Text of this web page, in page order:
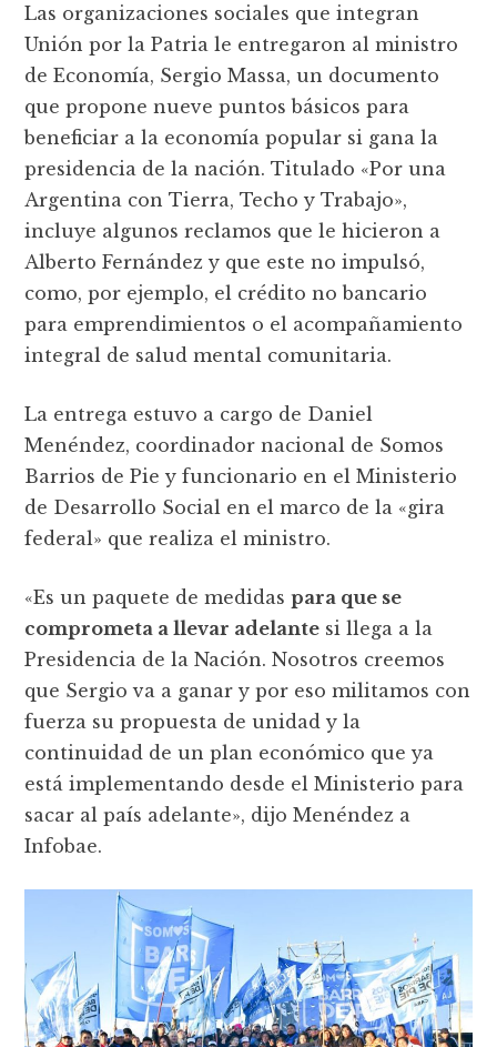
Las organizaciones sociales que integran
Unión por la Patria le entregaron al ministro
de Economía, Sergio Massa, un documento
que propone nueve puntos básicos para
beneficiar a la economía popular si gana la
presidencia de la nación. Titulado «Por una
Argentina con Tierra, Techo y Trabajo»,
incluye algunos reclamos que le hicieron a
Alberto Fernández y que este no impulsó,
como, por ejemplo, el crédito no bancario
para emprendimientos o el acompañamiento
integral de salud mental comunitaria.
La entrega estuvo a cargo de Daniel
Menéndez, coordinador nacional de Somos
Barrios de Pie y funcionario en el Ministerio
de Desarrollo Social en el marco de la «gira
federal» que realiza el ministro.
«Es un paquete de medidaspara que se
comprometa a llevar adelante si llega a la
Presidencia de la Nación. Nosotros creemos
que Sergio va a ganar y por eso militamos con
fuerza su propuesta de unidad y la
continuidad de un plan económico que ya
está implementando desde el Ministerio para
sacar al país adelante», dijo Menéndez a
Infobae.